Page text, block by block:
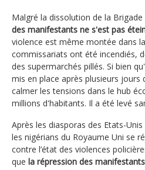
Malgré la dissolution de la Brigade
des manifestants ne s'est pas
violence est même montée dans
commissariats ont été incendiés,
des supermarchés pillés. Si bien qu'
mis en place après plusieurs jours
calmer les tensions dans le hub
millions d'habitants. Il a été levé
Après les diasporas des Etats-
les nigérians du Royaume Uni se
contre l’état des violences
que la répression des